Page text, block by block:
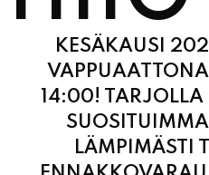
14:00!
LÄMPIMÄSTI
TÄSTÄ